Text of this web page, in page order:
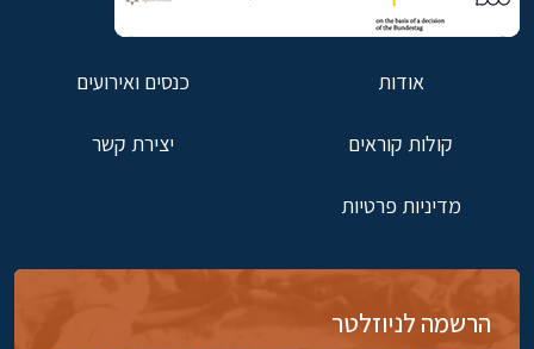
אודות כנסים ואירועים
קולות קוראים יצירת קשר
מדיניות פרטיות
הרשמה לניוזלטר